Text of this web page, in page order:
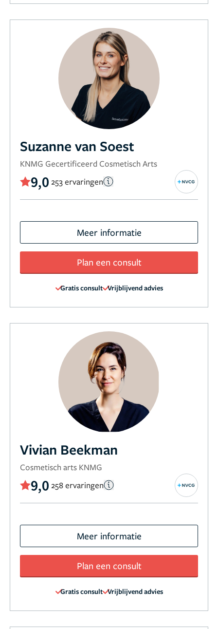
Suzanne van Soest
KNMG Gecertificeerd Cosmetisch Arts
9,0 253 ervaringen
Meer informatie
Plan een consult
Gratis consult Vrijblijvend advies
Vivian Beekman
Cosmetisch arts KNMG
9,0 258 ervaringen
Meer informatie
Plan een consult
Gratis consult Vrijblijvend advies